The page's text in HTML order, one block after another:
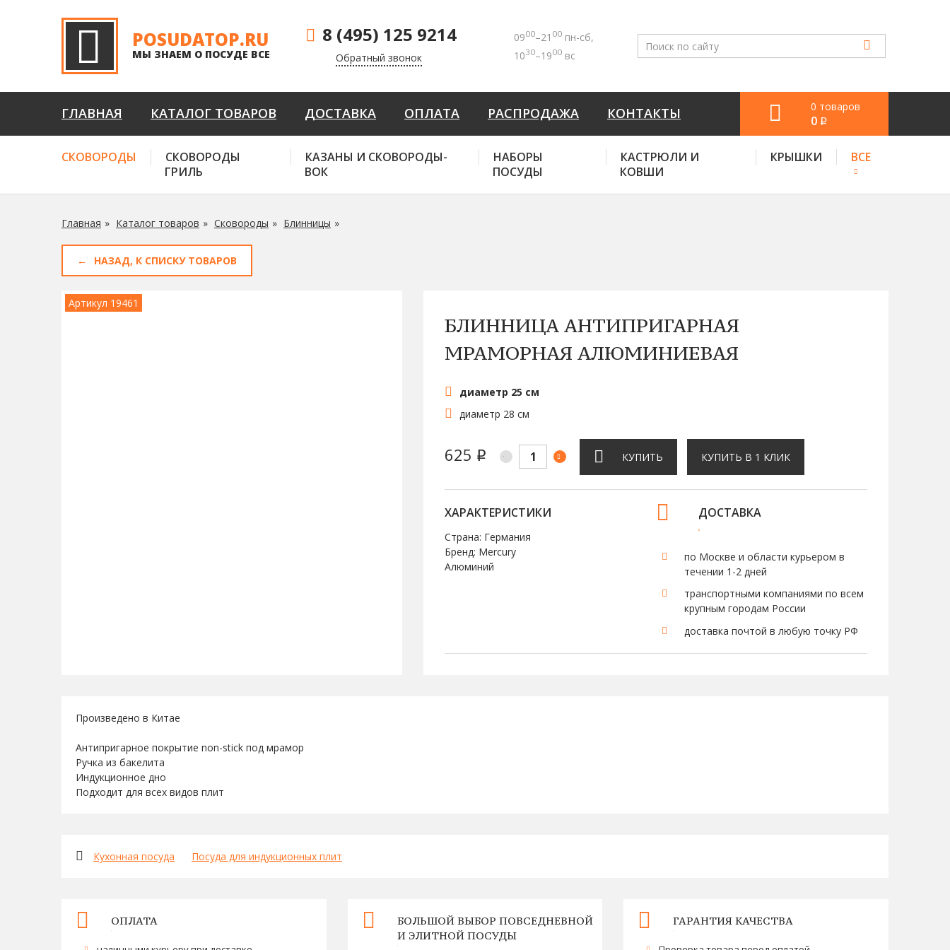
POSUDATOP.RU
МЫ ЗНАЕМ О ПОСУДЕ ВСЕ
8 (495) 125 9214
Обратный звонок
0900–21 00 пн-сб,
1030–1900 вс
ГЛАВНАЯ КАТАЛОГ ТОВАРОВ ДОСТАВКА ОПЛАТА РАСПРОДАЖА КОНТАКТЫ 0 товаров
0 q
СКОВОРОДЫ
СКОВОРОДЫ
ГРИЛЬ
КАЗАНЫ И СКОВОРОДЫ-
ВОК
НАБОРЫ
ПОСУДЫ
КАСТРЮЛИ И
КОВШИ
КРЫШКИ ВСЕ
Главная Каталог товаров Сковороды Блинницы
НАЗАД, К СПИСКУ ТОВАРОВ
Артикул 19461
БЛИННИЦА АНТИПРИГАРНАЯ
МРАМОРНАЯ АЛЮМИНИЕВАЯ
диаметр 25 см
диаметр 28 см
625 q КУПИТЬ КУПИТЬ В 1 КЛИК
ХАРАКТЕРИСТИКИ
Страна: Германия
Бренд: Mercury
Алюминий
ДОСТАВКА
по Москве и области курьером в
течении 1-2 дней
транспортными компаниями по всем
крупным городам России
доставка почтой в любую точку РФ
Произведено в Китае
Антипригарное покрытие non-stick под мрамор
Ручка из бакелита
Индукционное дно
Подходит для всех видов плит
Кухонная посуда Посуда для индукционных плит
ОПЛАТА
БОЛЬШОЙ ВЫБОР ПОВСЕДНЕВНОЙ
И ЭЛИТНОЙ ПОСУДЫ
ГАРАНТИЯ КАЧЕСТВА